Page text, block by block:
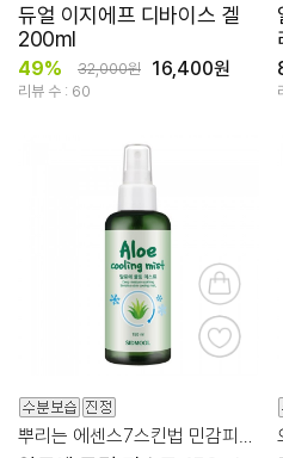
듀얼 이지에프 디바이스 겔
200ml
49% 32,000원 16,400원
리뷰 수 : 60